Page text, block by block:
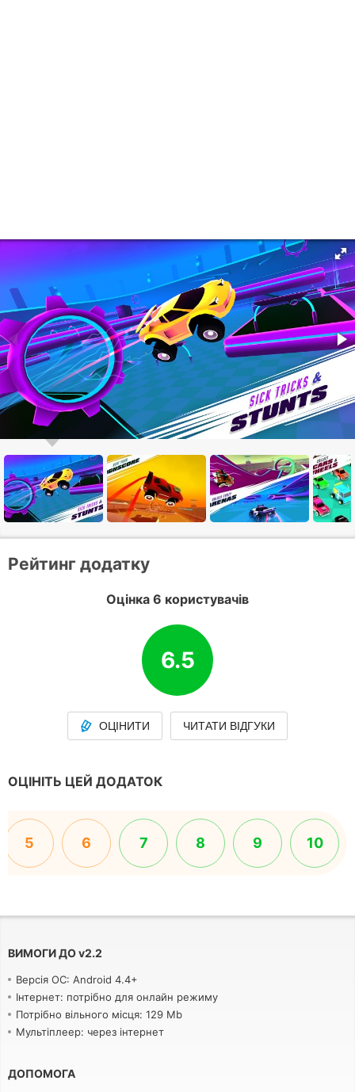
Рейтинг додатку
Оцінка 6 користувачів
6.5
ОЦІНИТИ ЧИТАТИ ВІДГУКИ
ОЦІНІТЬ ЦЕЙ ДОДАТОК
5 6 7 8 9 10
ВИМОГИ ДОv2.2
Версія ОС: Android 4.4+
Інтернет: потрібно для онлайн режиму
Потрібно вільного місця: 129 Mb
Мультіплеер: через інтернет
ДОПОМОГА